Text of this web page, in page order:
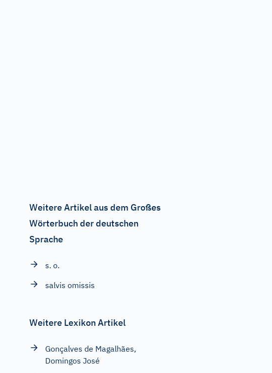
Weitere Artikel aus dem Großes
Wörterbuch der deutschen
Sprache
s. o.
salvis omissis
Weitere Lexikon Artikel
Gonçalves de Magalhães,
Domingos José